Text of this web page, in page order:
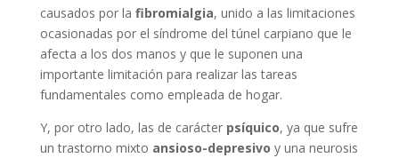
causados por la fibromialgia, unido a las limitaciones
ocasionadas por el síndrome del túnel carpiano que le
afecta a los dos manos y que le suponen una
importante limitación para realizar las tareas
fundamentales como empleada de hogar.
Y, por otro lado, las de carácter psíquico, ya que sufre
un trastorno mixto ansioso-depresivo y una neurosis